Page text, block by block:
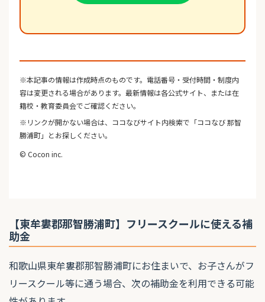
※本記事の情報は作成時点のものです。電話番号・受付時間・制度内
容は変更される場合があります。最新情報は各公式サイト、または在
籍校・教育委員会でご確認ください。
※リンクが開かない場合は、ココなびサイト内検索で「ココなび 那智
勝浦町」とお探しください。
© Cocon inc.
【東牟婁郡那智勝浦町】フリースクールに使える補
助金
和歌山県東牟婁郡那智勝浦町にお住まいで、お子さんがフ
リースクール等に通う場合、次の補助金を利用できる可能